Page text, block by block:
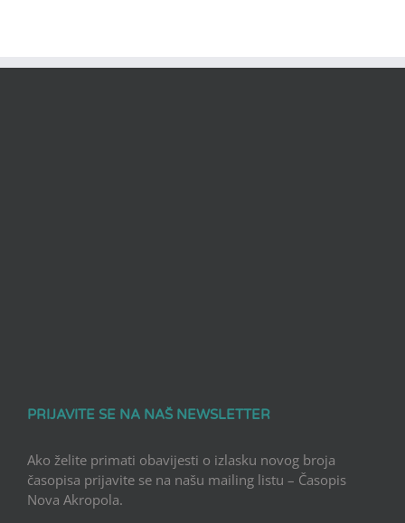
PRIJAVITE SE NA NAŠ NEWSLETTER
Ako želite primati obavijesti o izlasku novog broja
časopisa prijavite se na našu mailing listu – Časopis
Nova Akropola.